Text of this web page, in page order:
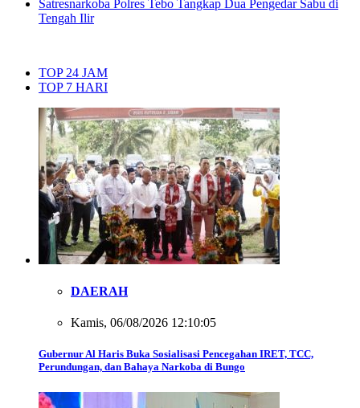
Satresnarkoba Polres Tebo Tangkap Dua Pengedar Sabu di
Tengah Ilir
TOP 24 JAM
TOP 7 HARI
DAERAH
Kamis, 06/08/2026 12:10:05
Gubernur Al Haris Buka Sosialisasi Pencegahan IRET, TCC,
Perundungan, dan Bahaya Narkoba di Bungo